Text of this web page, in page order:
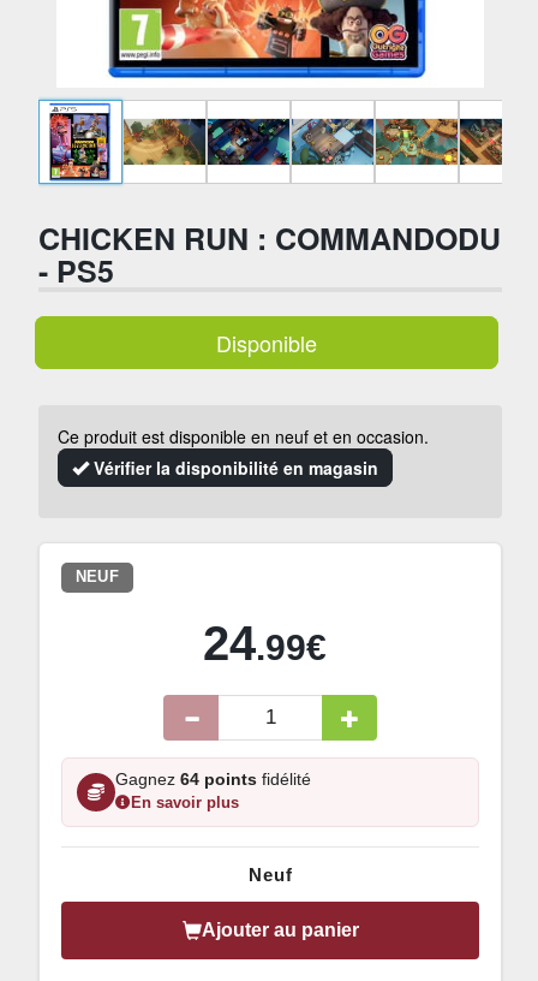
CHICKEN RUN : COMMANDODU
- PS5
Disponible
Ce produit est disponible en neuf et en occasion.
Vérifier la disponibilité en magasin
NEUF
24.99€
Gagnez 64 points fidélité
En savoir plus
Neuf
Ajouter au panier